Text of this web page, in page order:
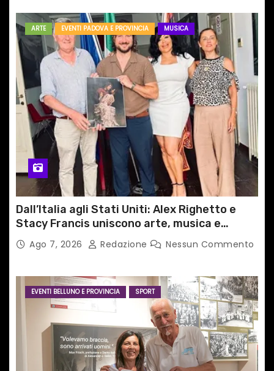
ARTE EVENTI PADOVA E PROVINCIA MUSICA
Dall’Italia agli Stati Uniti: Alex Righetto e
Stacy Francis uniscono arte, musica e
tecnologia in un nuovo progetto
internazionale”
Ago 7, 2026 Redazione Nessun Commento
EVENTI BELLUNO E PROVINCIA SPORT